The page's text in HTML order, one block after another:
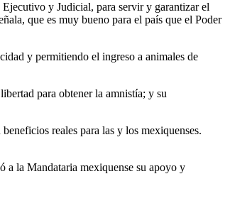
y Judicial, para servir y garantizar el
que es muy bueno para el país que el Poder
y permitiendo el ingreso a animales de
para obtener la amnistía; y su
reales para las y los mexiquenses.
a la Mandataria mexiquense su apoyo y